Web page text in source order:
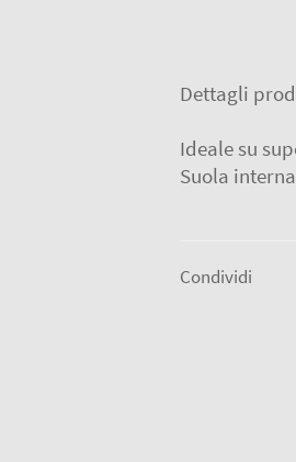
Dettagli
Ideale su
Suola
Condividi